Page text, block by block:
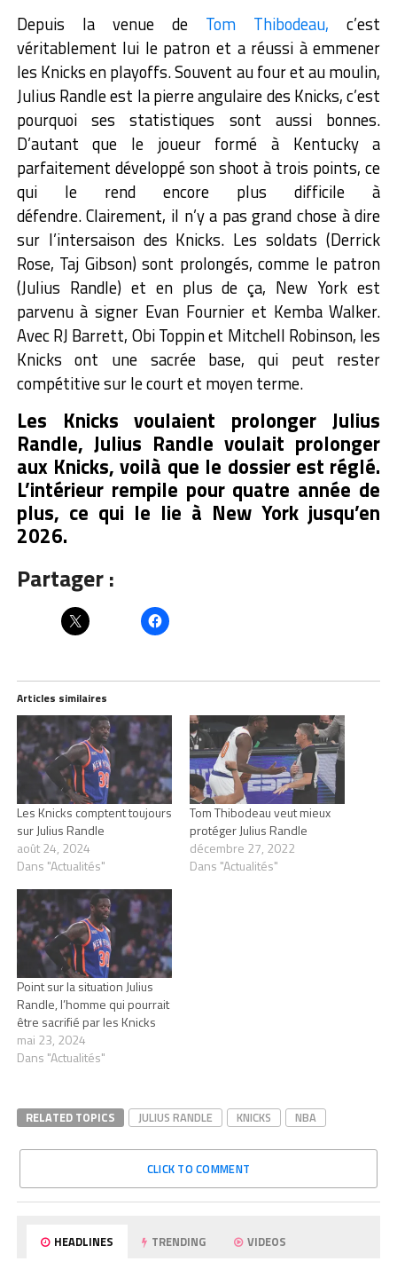
Depuis la venue deTom Thibodeau, c’est
véritablement lui le patron et a réussi à emmener
les Knicks en playoffs. Souvent au four et au moulin,
Julius Randle est la pierre angulaire des Knicks, c’est
pourquoi ses statistiques sont aussi bonnes.
D’autant que le joueur formé à Kentucky a
parfaitement développé son shoot à trois points, ce
qui le rend encore plus difficile à
défendre.Clairement, il n’y a pas grand chose à dire
sur l’intersaison des Knicks. Les soldats (Derrick
Rose, Taj Gibson) sont prolongés, comme le patron
(Julius Randle) et en plus de ça, New York est
parvenu à signer Evan Fournier et Kemba Walker.
Avec RJ Barrett, Obi Toppin et Mitchell Robinson, les
Knicks ont une sacrée base, qui peut rester
compétitive sur le court et moyen terme.
Les Knicks voulaient prolonger Julius
Randle, Julius Randle voulait prolonger
aux Knicks, voilà que le dossier est réglé.
L’intérieur rempile pour quatre année de
plus, ce qui le lie à New York jusqu’en
2026.
Partager :
Articles similaires
Les Knicks comptent toujours
sur Julius Randle
août 24, 2024
Dans "Actualités"
Tom Thibodeau veut mieux
protéger Julius Randle
décembre 27, 2022
Dans "Actualités"
Point sur la situation Julius
Randle, l’homme qui pourrait
être sacrifié par les Knicks
mai 23, 2024
Dans "Actualités"
RELATED TOPICS JULIUS RANDLE KNICKS NBA
CLICK TO COMMENT
HEADLINES TRENDING VIDEOS